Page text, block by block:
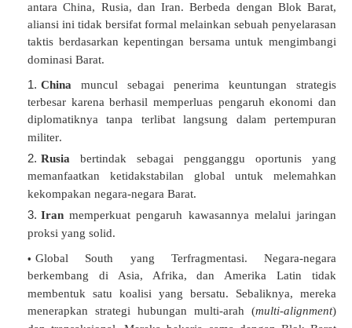
antara China, Rusia, dan Iran.Berbeda dengan Blok Barat,
aliansi ini tidak bersifat formal melainkan sebuah penyelarasan
taktis berdasarkan kepentingan bersama untuk mengimbangi
dominasi Barat.
China muncul sebagai penerima keuntungan strategis
terbesar karena berhasil memperluas pengaruh ekonomi dan
diplomatiknya tanpa terlibat langsung dalam pertempuran
militer.
Rusia bertindak sebagai pengganggu oportunis yang
memanfaatkan ketidakstabilan global untuk melemahkan
kekompakan negara-negara Barat.
Iran memperkuat pengaruh kawasannya melalui jaringan
proksi yang solid.
Global South yang Terfragmentasi. Negara-negara
berkembang di Asia, Afrika, dan Amerika Latin tidak
membentuk satu koalisi yang bersatu. Sebaliknya, mereka
menerapkan strategi hubungan multi-arah (multi-alignment)